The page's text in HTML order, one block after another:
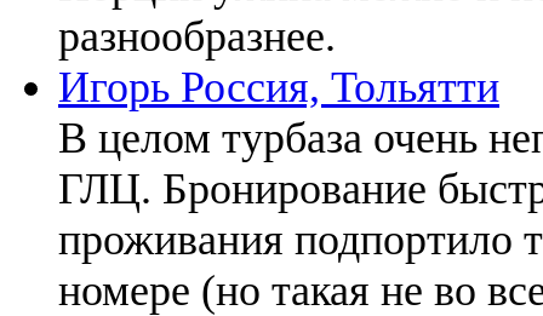
разнообразнее.
Игорь Россия, Тольятти
В целом турбаза очень
ГЛЦ. Бронирование
проживания подпортило
номере (но такая не во